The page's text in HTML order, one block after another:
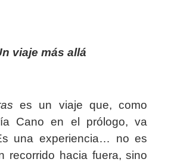
viaje más allá
es un viaje que, como
Cano en el prólogo, va
una experiencia… no es
recorrido hacia fuera, sino